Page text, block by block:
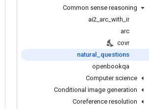
Common sense reasoning
ai2 arc with ir
arc
covr
natural
questions
openbookqa
Computer science
Conditional image generation
Coreference resolution